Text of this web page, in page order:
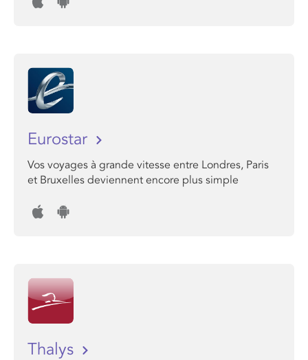
Eurostar
Vos voyages à grande vitesse entre Londres, Paris
et Bruxelles deviennent encore plus simple
Thalys